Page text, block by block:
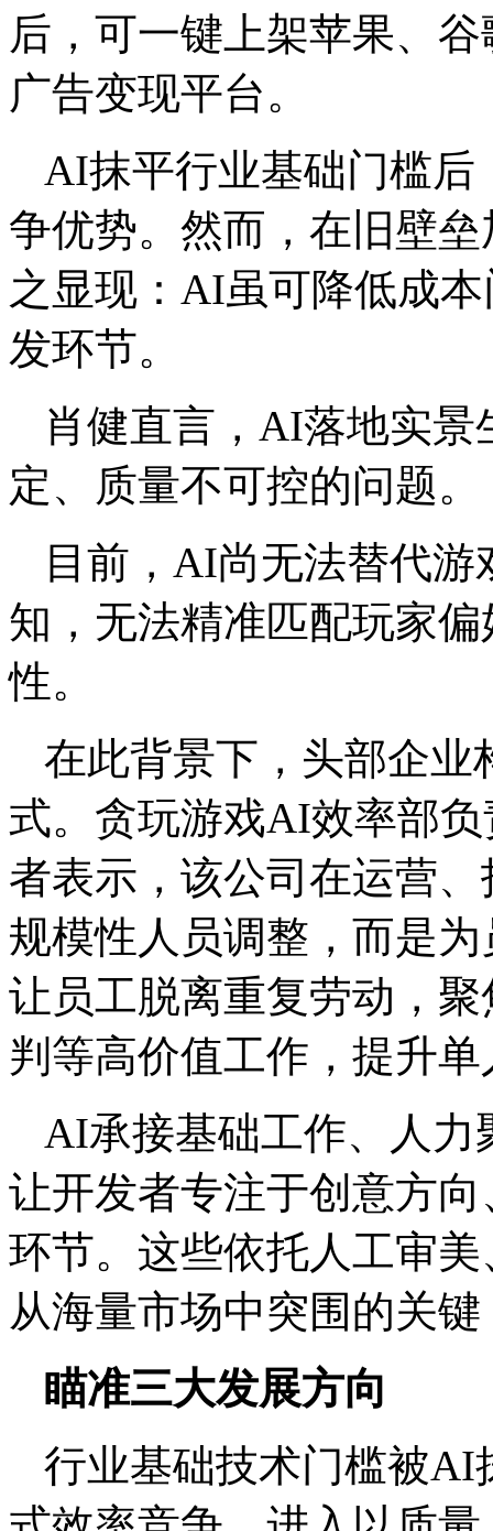
后，可一键上架苹果、
广告变现平台。
AI抹平行业基础门槛后
争优势。然而，在旧壁
之显现：AI虽可降低成
发环节。
肖健直言，AI落地实
定、质量不可控的问题。
目前，AI尚无法替代
知，无法精准匹配玩家
性。
在此背景下，头部企业
式。贪玩游戏AI效率部
者表示，该公司在运营
规模性人员调整，而是
让员工脱离重复劳动，
判等高价值工作，提升
AI承接基础工作、人力
让开发者专注于创意方
环节。这些依托人工审
从海量市场中突围的关
瞄准三大发展方向
行业基础技术门槛被AI